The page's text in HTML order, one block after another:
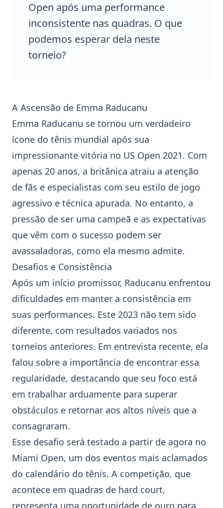
Open após uma performance
inconsistente nas quadras. O que
podemos esperar dela neste
torneio?
A Ascensão de Emma Raducanu
Emma Raducanu se tornou um verdadeiro
ícone do tênis mundial após sua
impressionante vitória no US Open 2021. Com
apenas 20 anos, a britânica atraiu a atenção
de fãs e especialistas com seu estilo de jogo
agressivo e técnica apurada. No entanto, a
pressão de ser uma campeã e as expectativas
que vêm com o sucesso podem ser
avassaladoras, como ela mesmo admite.
Desafios e Consistência
Após um início promissor, Raducanu enfrentou
dificuldades em manter a consistência em
suas performances. Este 2023 não tem sido
diferente, com resultados variados nos
torneios anteriores. Em entrevista recente, ela
falou sobre a importância de encontrar essa
regularidade, destacando que seu foco está
em trabalhar arduamente para superar
obstáculos e retornar aos altos níveis que a
consagraram.
Esse desafio será testado a partir de agora no
Miami Open, um dos eventos mais aclamados
do calendário do tênis. A competição, que
acontece em quadras de hard court,
representa uma oportunidade de ouro para